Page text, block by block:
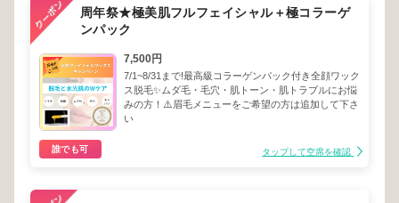
周年祭★極美肌フルフェイシャル＋極コラーゲ
ンパック
7,500円
7/1~8/31まで!最高級コラーゲンパック付き全顔ワック
ス脱毛✨ムダ毛・毛穴・肌トーン・肌トラブルにお悩
みの方！⚠️眉毛メニューをご希望の方は追加して下さ
い
誰でも可 タップして空席を確認